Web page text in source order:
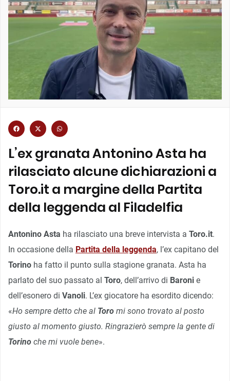
L’ex granata Antonino Asta ha
rilasciato alcune dichiarazioni a
Toro.it a margine della Partita
della leggenda al Filadelfia
Antonino Asta ha rilasciato una breve intervista a Toro.it.
In occasione della Partita della leggenda, l’ex capitano del
Torino ha fatto il punto sulla stagione granata. Asta ha
parlato del suo passato al Toro, dell’arrivo di Baroni e
dell’esonero di Vanoli. L’ex giocatore ha esordito dicendo:
«Ho sempre detto che al Toro mi sono trovato al posto
giusto al momento giusto. Ringrazierò sempre la gente di
Torino che mi vuole bene».